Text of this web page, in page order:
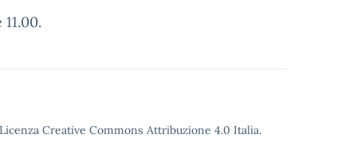
Creative Commons Attribuzione 4.0 Italia.